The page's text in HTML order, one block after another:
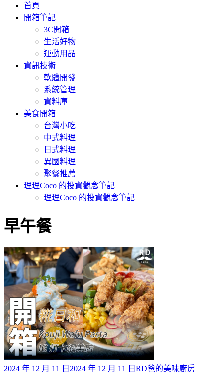
首頁
開箱筆記
3C開箱
生活好物
運動用品
資訊技術
軟體開發
系統管理
資料庫
美食開箱
台灣小吃
中式料理
日式料理
異國料理
聚餐推薦
理理Coco 的投資觀念筆記
理理Coco 的投資觀念筆記
標籤
:
早午餐
Posted
on
2024 年 12 月 11 日 2024 年 12 月 11 日 RD爸的美味廚房